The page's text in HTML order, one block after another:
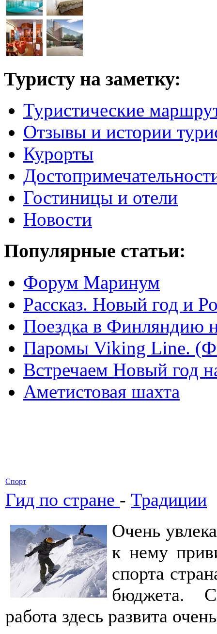
Туристу на заметку:
Туристические
Отзывы и истории
Курорты
Гостиницы и отели
Новости
Популярные статьи:
Форум Маринум
Рассказ. Новый год и
Поездка в Финляндию
Паромы Viking Line.
Встречаем Новый год
Аметистовая шахта
Спорт
Гид по стране - Традиции
Очень
к нему
спорта
бюджета.
работа здесь развита